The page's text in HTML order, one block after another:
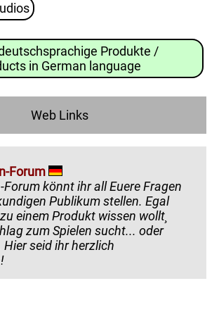
Produkte /
in German language
Web Links
Forum
könnt ihr all Euere Fragen
Publikum stellen. Egal
zum Spielen sucht... oder
seid ihr herzlich